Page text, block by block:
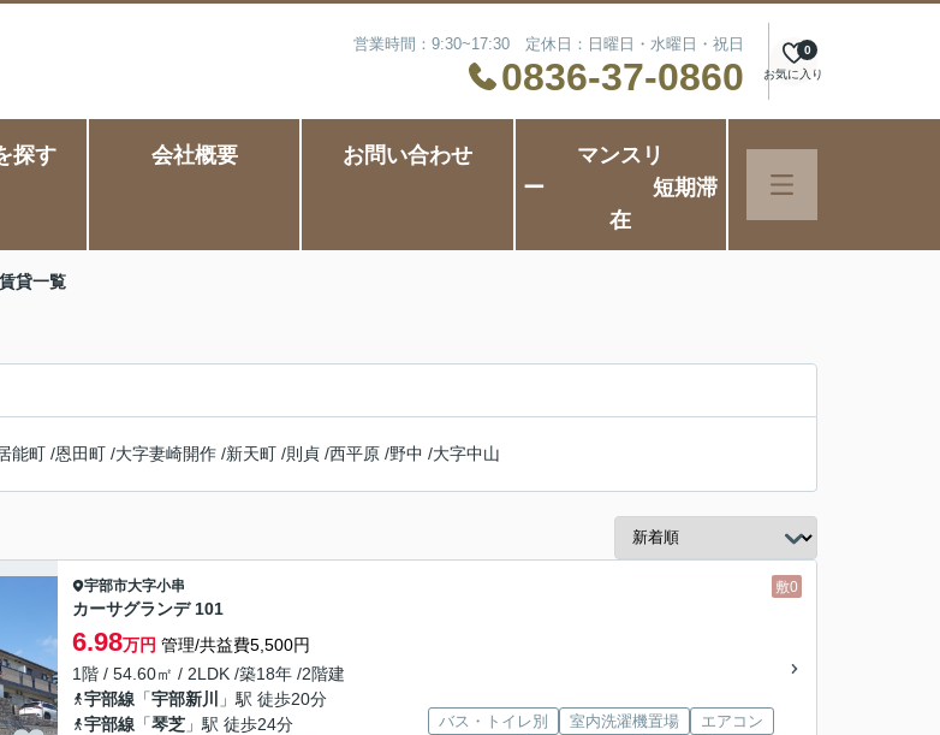
営業時間：9:30~17:30 定休日：日曜日・水曜日・祝日
0836-37-0860 お気に入り
0
探す 会社概要 お問い合わせ
マンスリ
ー 短期滞
在
貸一覧
能町 /恩田町 /大字妻崎開作 /新天町 /則貞 /西平原 /野中 /大字中山
敷0
宇部市大字小串
カーサグランデ 101
6.98万円 管理/共益費5,500円
1階 / 54.60㎡ / 2LDK /築18年 /2階建
宇部線 「宇部新川
」駅 徒歩20分
宇部線 「琴芝 」駅 徒歩24分
バス・トイレ別 室内洗濯機置場
エアコン